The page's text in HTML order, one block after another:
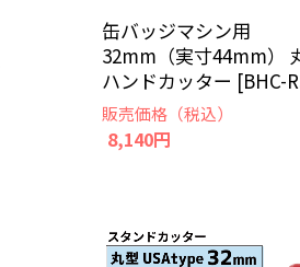
缶バッジマシン用
32mm（実寸44mm）
ハンドカッター [BHC-
販売価格（税込）
8,140円